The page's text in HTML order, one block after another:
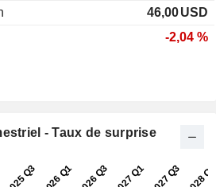
46,00USD
-2,04 %
- Taux de surprise